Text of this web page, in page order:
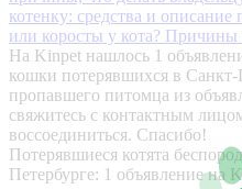
котенку: средства и описание
или коросты у кота?
На Kinpet нашлось 1
кошки потерявшихся в
пропавшего питомца из
свяжитесь с контактным
воссоединиться. Спасибо!
Потерявшиеся котята
Петербурге: 1 объявление на